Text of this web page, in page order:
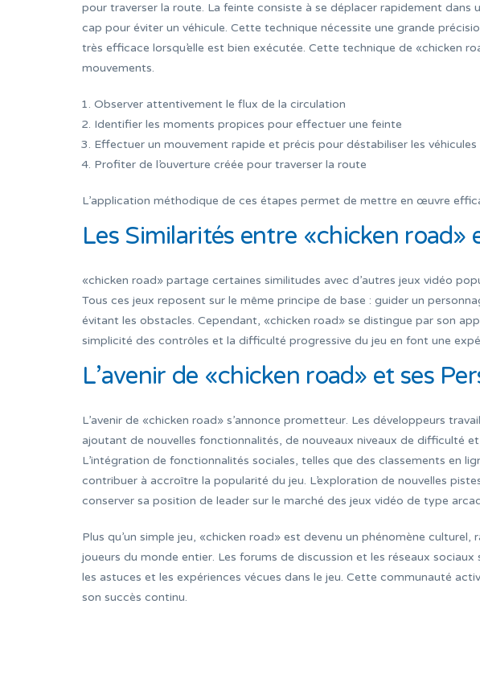
pour traverser la route. La feinte consiste à se déplacer rapidement
cap pour éviter un véhicule. Cette technique nécessite une grande
très efficace lorsqu’elle est bien exécutée. Cette technique de «chicken
mouvements.
Observer attentivement le flux de la circulation
Identifier les moments propices pour effectuer une feinte
Effectuer un mouvement rapide et précis pour déstabiliser les véhicules
Profiter de l’ouverture créée pour traverser la route
L’application méthodique de ces étapes permet de mettre en œuvre
Les Similarités entre «chicken road»
«chicken road» partage certaines similitudes avec d’autres jeux vidéo
Tous ces jeux reposent sur le même principe de base : guider un
évitant les obstacles. Cependant, «chicken road» se distingue par son
simplicité des contrôles et la difficulté progressive du jeu en font une
L’avenir de «chicken road» et ses
L’avenir de «chicken road» s’annonce prometteur. Les développeurs
ajoutant de nouvelles fonctionnalités, de nouveaux niveaux de difficulté
L’intégration de fonctionnalités sociales, telles que des classements en
contribuer à accroître la popularité du jeu. L’exploration de nouvelles
conserver sa position de leader sur le marché des jeux vidéo de type
Plus qu’un simple jeu, «chicken road» est devenu un phénomène
joueurs du monde entier. Les forums de discussion et les réseaux
les astuces et les expériences vécues dans le jeu. Cette communauté
son succès continu.